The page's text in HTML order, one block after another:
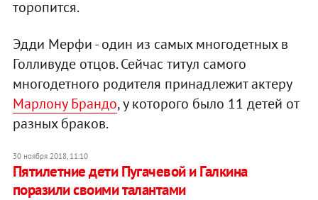
торопится.
Эдди Мерфи - один из самых многодетных в
Голливуде отцов. Сейчас титул самого
многодетного родителя принадлежит актеру
Марлону Брандо, у которого было 11 детей от
разных браков.
30 ноября 2018, 11:10
Пятилетние дети Пугачевой и Галкина
поразили своими талантами